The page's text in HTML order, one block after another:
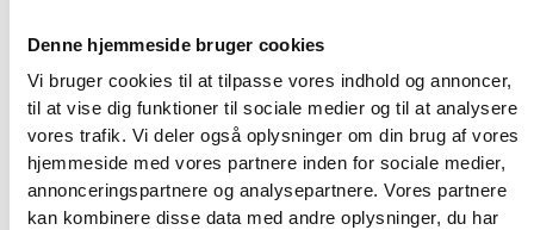
Denne hjemmeside bruger cookies
Vi bruger cookies til at tilpasse vores indhold og annoncer,
til at vise dig funktioner til sociale medier og til at analysere
vores trafik. Vi deler også oplysninger om din brug af vores
hjemmeside med vores partnere inden for sociale medier,
annonceringspartnere og analysepartnere. Vores partnere
kan kombinere disse data med andre oplysninger, du har